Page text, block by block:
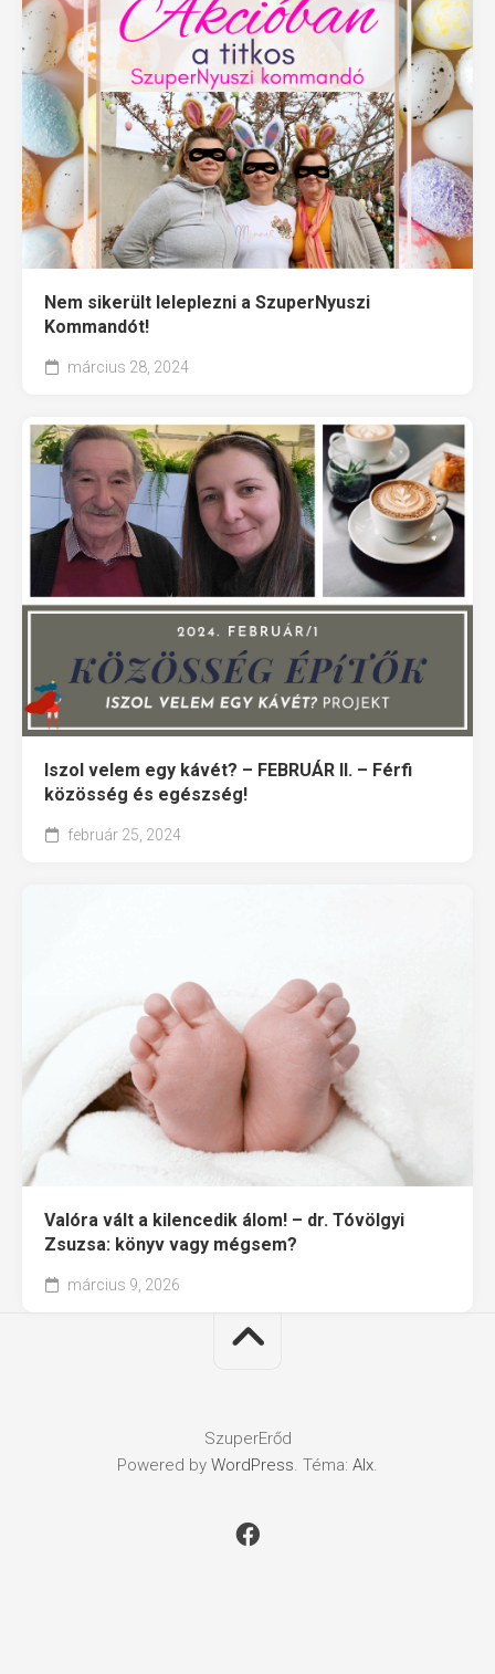
Nem sikerült leleplezni a SzuperNyuszi
Kommandót!
március 28, 2024
Iszol velem egy kávét? – FEBRUÁR II. – Férfi
közösség és egészség!
február 25, 2024
Valóra vált a kilencedik álom! – dr. Tóvölgyi
Zsuzsa: könyv vagy mégsem?
március 9, 2026
SzuperErőd
Powered by WordPress. Téma: Alx.